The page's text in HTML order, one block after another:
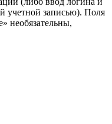
учетной записью). Поля
необязательны,